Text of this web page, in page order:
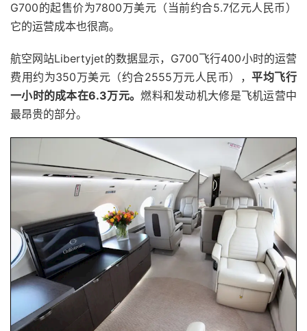
G700的起售价为7800万美元（当前约合5.7亿元人民币）
它的运营成本也很高。
航空网站Libertyjet的数据显示，G700飞行400小时的运营
费用约为350万美元（约合2555万元人民币），平均飞行
一小时的成本在6.3万元。燃料和发动机大修是飞机运营中
最昂贵的部分。